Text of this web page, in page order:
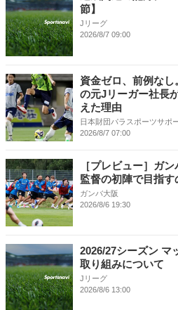
節】
Jリーグ
2026/8/7 09:00
資金ゼロ、前例な
の元Jリーガー社長
えた理由
日本財団パラスポーツサポ
2026/8/7 07:00
［プレビュー］ガ
監督の初陣で目指
ガンバ大阪
2026/8/6 19:30
2026/27シーズン マ
取り組みについて
Jリーグ
2026/8/6 13:00